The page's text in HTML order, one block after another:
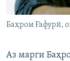
Баҳром Ғафурӣ,
Аз марги